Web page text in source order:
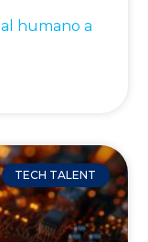
humano a
TECH TALENT